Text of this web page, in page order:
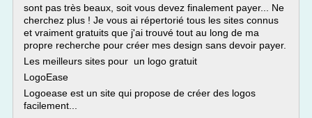
sont pas très beaux, soit vous devez finalement payer... Ne
cherchez plus ! Je vous ai répertorié tous les sites connus
et vraiment gratuits que j'ai trouvé tout au long de ma
propre recherche pour créer mes design sans devoir payer.
Les meilleurs sites pour un logo gratuit
LogoEase
Logoease est un site qui propose de créer des logos
facilement...